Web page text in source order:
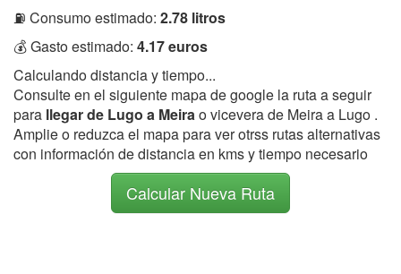
⛽ Consumo estimado: 2.78 litros
💰 Gasto estimado: 4.17 euros
Calculando distancia y tiempo...
Consulte en el siguiente mapa de google la ruta a seguir
para llegar de Lugo a Meirao vicevera de Meira a Lugo .
Amplie o reduzca el mapa para ver otrss rutas alternativas
con información de distancia en kms y tiempo necesario
Calcular Nueva Ruta